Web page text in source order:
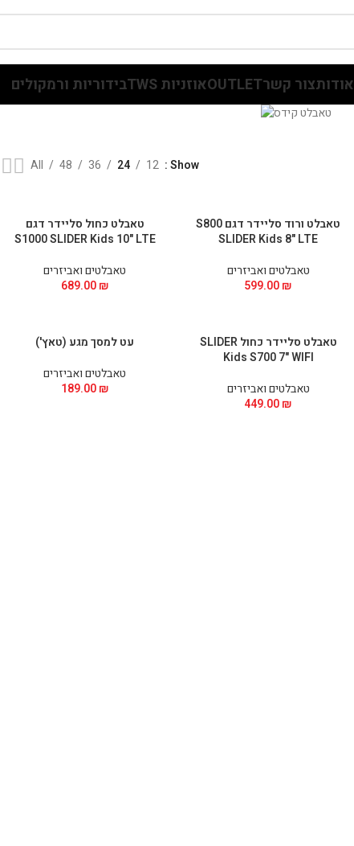
אודותצור קשרOUTLETאוזניות TWS בידוריות ורמקולים
Show
12
24
36
48
All
טאבלט ורוד סליידר דגם S800
SLIDER Kids 8" LTE
טאבלטים ואביזרים
599.00₪
טאבלט כחול סליידר דגם
S1000 SLIDER Kids 10" LTE
טאבלטים ואביזרים
689.00₪
טאבלט סליידר כחול SLIDER
Kids S700 7" WIFI
טאבלטים ואביזרים
449.00₪
עט למסך מגע (טאץ')
טאבלטים ואביזרים
189.00₪